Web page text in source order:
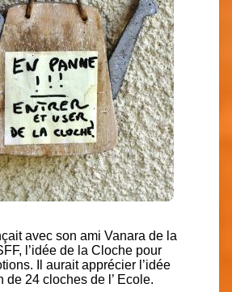
avec son ami Vanara de la
l’idée de la Cloche pour
Il aurait apprécier l’idée
de 24 cloches de l’ Ecole.